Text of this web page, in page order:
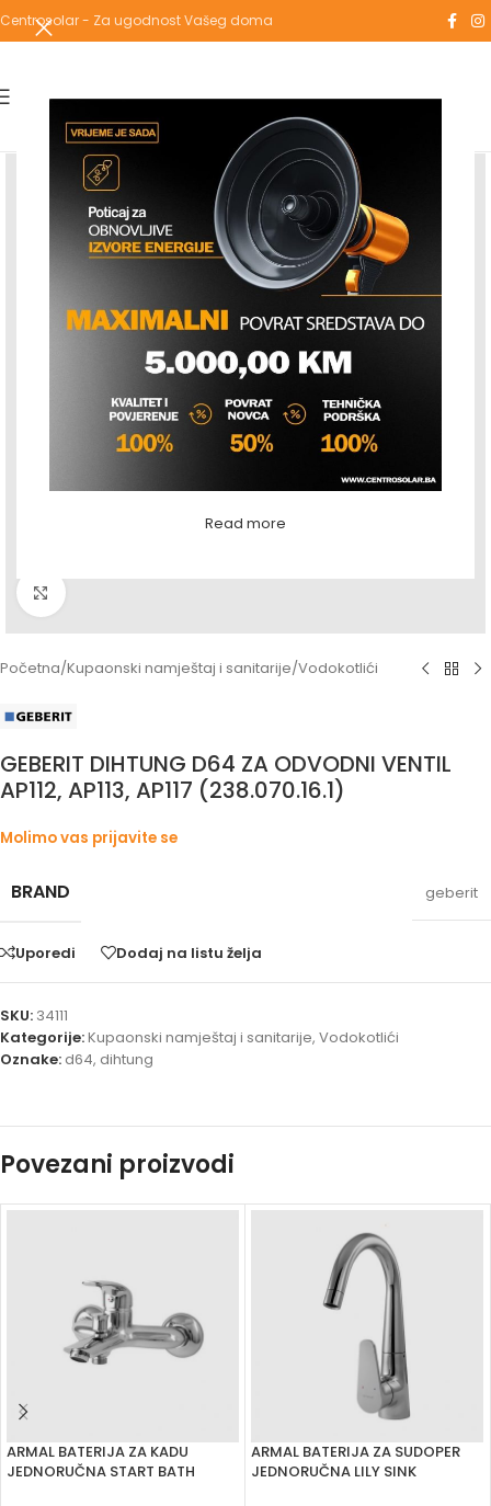
Read more
Centrosolar - Za ugodnost Vašeg doma
Povećaj sliku
Početna/Kupaonski namještaj i sanitarije/Vodokotlići
GEBERIT DIHTUNG D64 ZA ODVODNI VENTIL
AP112, AP113, AP117 (238.070.16.1)
Molimo vas prijavite se
BRAND geberit
Uporedi Dodaj na listu želja
SKU: 34111
Kategorije:Kupaonski namještaj i sanitarije, Vodokotlići
Oznake: d64, dihtung
Povezani proizvodi
ARMAL BATERIJA ZA KADU
JEDNORUČNA START BATH
ARMAL BATERIJA ZA SUDOPER
JEDNORUČNA LILY SINK